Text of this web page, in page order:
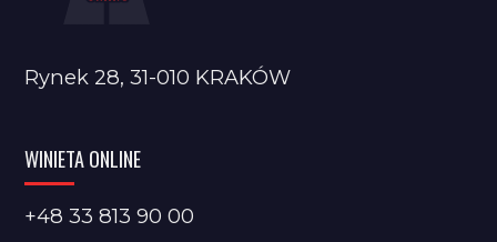
Rynek 28, 31-010 KRAKÓW
WINIETA ONLINE
+48 33 813 90 00